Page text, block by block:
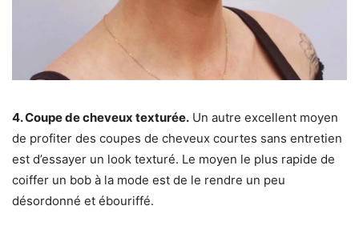
4. Coupe de cheveux texturée. Un autre excellent moyen
de profiter des coupes de cheveux courtes sans entretien
est d’essayer un look texturé. Le moyen le plus rapide de
coiffer un bob à la mode est de le rendre un peu
désordonné et ébouriffé.